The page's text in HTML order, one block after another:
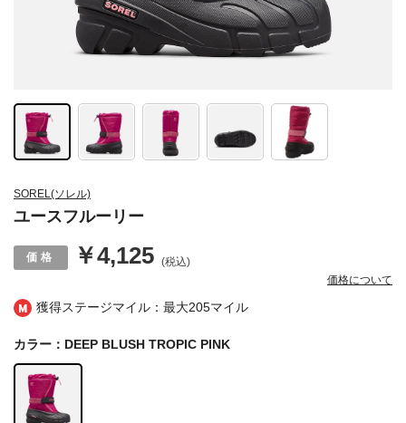
獲得ステージマイル：最大205マイル
SOREL(ソレル)
ユースフルーリー
￥4,125 (税込)
価格について
カラー：DEEP BLUSH TROPIC PINK